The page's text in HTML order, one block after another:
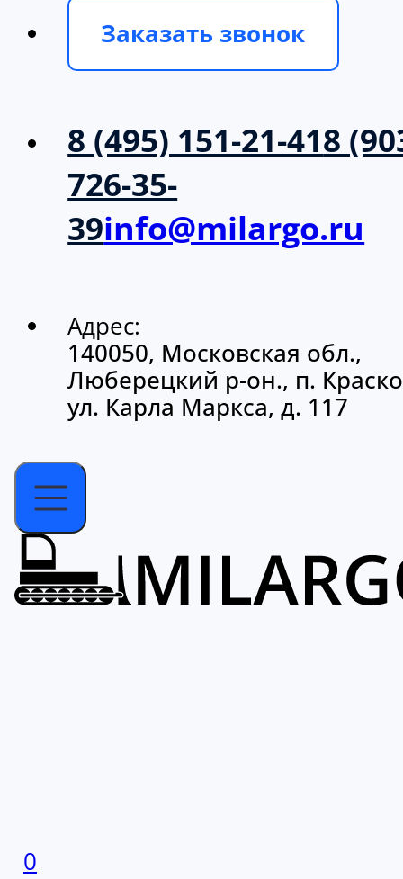
Заказать звонок
8 (495) 151-21-418
726-35-
39info@milargo.ru
Адрес:
140050, Московская обл.,
Люберецкий р-он., п.
ул. Карла Маркса, д. 117
0